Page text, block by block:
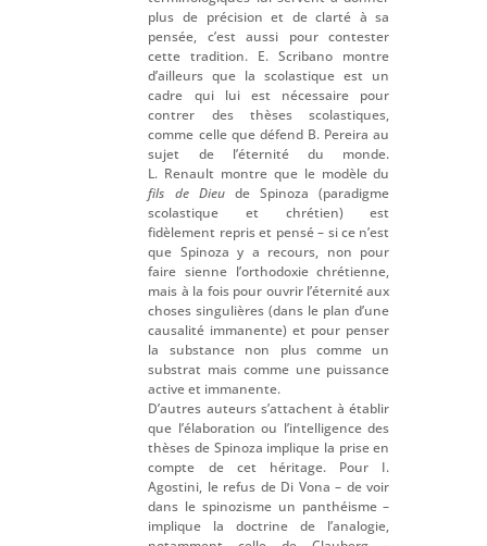
plus de précision et de clarté à sa
pensée, c’est aussi pour contester
cette tradition. E. Scribano montre
d’ailleurs que la scolastique est un
cadre qui lui est nécessaire pour
contrer des thèses scolastiques,
comme celle que défend B. Pereira au
sujet de l’éternité du monde.
L. Renault montre que le modèle du
fils de Dieude Spinoza (paradigme
scolastique et chrétien) est
fidèlement repris et pensé – si ce n’est
que Spinoza y a recours, non pour
faire sienne l’orthodoxie chrétienne,
mais à la fois pour ouvrir l’éternité aux
choses singulières (dans le plan d’une
causalité immanente) et pour penser
la substance non plus comme un
substrat mais comme une puissance
active et immanente.
D’autres auteurs s’attachent à établir
que l’élaboration ou l’intelligence des
thèses de Spinoza implique la prise en
compte de cet héritage. Pour I.
Agostini, le refus de Di Vona – de voir
dans le spinozisme un panthéisme –
implique la doctrine de l’analogie,